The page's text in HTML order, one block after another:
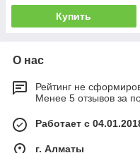
Купить
О нас
Рейтинг не
Менее 5 отзывов за
Работает с
г. Алматы